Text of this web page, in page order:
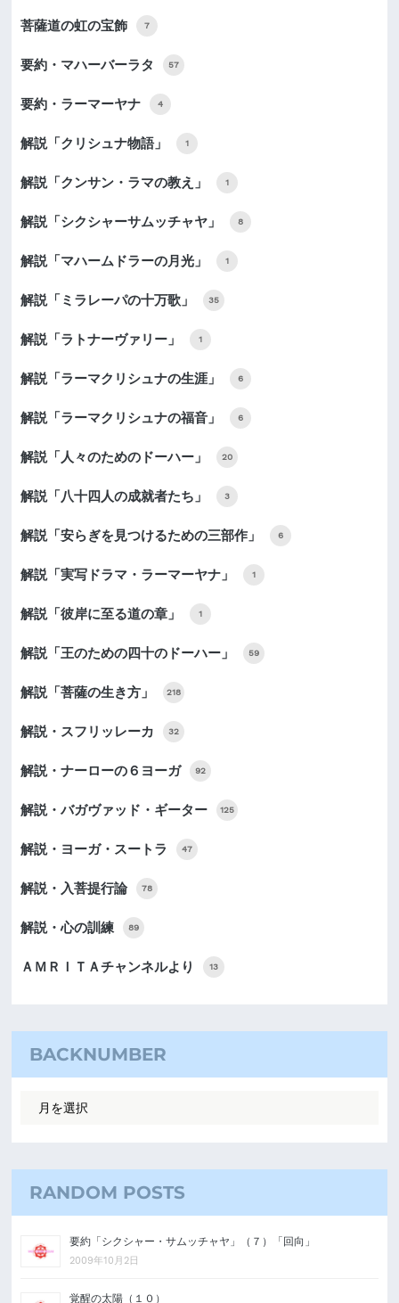
菩薩道の虹の宝飾 7
要約・マハーバーラタ 57
要約・ラーマーヤナ 4
解説「クリシュナ物語」 1
解説「クンサン・ラマの教え」 1
解説「シクシャーサムッチャヤ」 8
解説「マハームドラーの月光」 1
解説「ミラレーパの十万歌」 35
解説「ラトナーヴァリー」 1
解説「ラーマクリシュナの生涯」 6
解説「ラーマクリシュナの福音」 6
解説「人々のためのドーハー」 20
解説「八十四人の成就者たち」 3
解説「安らぎを見つけるための三部作」 6
解説「実写ドラマ・ラーマーヤナ」 1
解説「彼岸に至る道の章」 1
解説「王のための四十のドーハー」 59
解説「菩薩の生き方」 218
解説・スフリッレーカ 32
解説・ナーローの６ヨーガ 92
解説・バガヴァッド・ギーター 125
解説・ヨーガ・スートラ 47
解説・入菩提行論 78
解説・心の訓練 89
ＡＭＲＩＴＡチャンネルより 13
BACKNUMBER
RANDOM POSTS
要約「シクシャー・サムッチャヤ」（７）「回向」
2009年10月2日
覚醒の太陽（１０）